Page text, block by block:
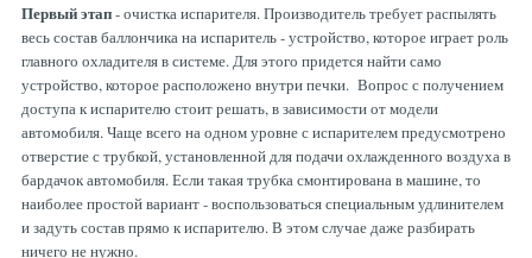
Первый этап- очистка испарителя.Производитель требует распылять
весь состав баллончика на испаритель - устройство, которое играет роль
главного охладителя в системе. Для этого придется найти само
устройство, которое расположено внутри печки. Вопрос с получением
доступа к испарителю стоит решать, в зависимости от модели
автомобиля. Чаще всего на одном уровне с испарителем предусмотрено
отверстие с трубкой, установленной для подачи охлажденного воздуха в
бардачок автомобиля. Если такая трубка смонтирована в машине, то
наиболее простой вариант - воспользоваться специальным удлинителем
и задуть состав прямо к испарителю. В этом случае даже разбирать
ничего не нужно.